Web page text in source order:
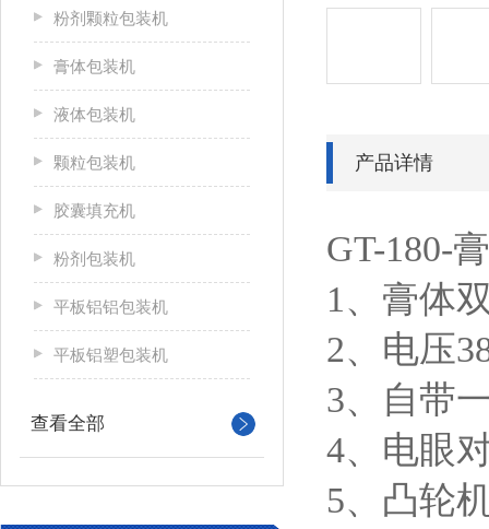
粉剂颗粒包装机
膏体包装机
液体包装机
颗粒包装机
胶囊填充机
粉剂包装机
平板铝铝包装机
平板铝塑包装机
查看全部
产品详情
GT-180-
1、膏体
2、电压
3、自带
4、电眼
5、凸轮